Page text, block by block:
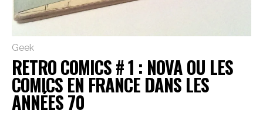
Geek
RETRO COMICS # 1 : NOVA OU LES
COMICS EN FRANCE DANS LES
ANNÉES 70